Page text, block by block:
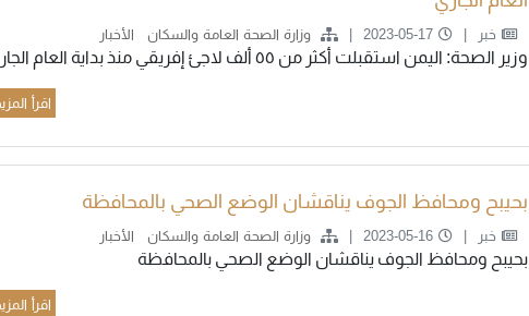
خبر 2023-05-17 وزارة الصحة العامة والسكان الأخبار
وزير الصحة: اليمن استقبلت أكثر من ٥٥ ألف لاجئ إفريقي منذ بداية العام الجاري
اقرأ
بحيبح ومحافظ الجوف يناقشان الوضع الصحي بالمحافظة
خبر 2023-05-16 وزارة الصحة العامة والسكان الأخبار
بحيبح ومحافظ الجوف يناقشان الوضع الصحي بالمحافظة
اقرأ